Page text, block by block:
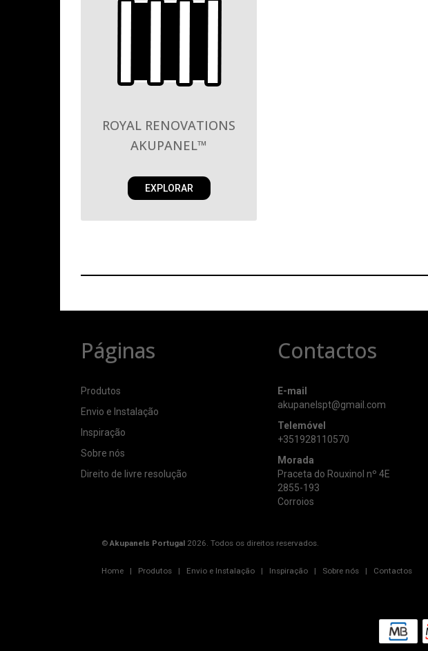
marcas
ROYAL RENOVATIONS
AKUPANEL™
EXPLORAR
Páginas
Produtos
Envio e Instalação
Inspiração
Sobre nós
Direito de livre resolução
Contactos
E-mail
akupanelspt@gmail.com
Telemóvel
+351928110570
Morada
Praceta do Rouxinol nº 4E
2855-193
Corroios
© Akupanels Portugal 2026. Todos os direitos reservados.
Home | Produtos | Envio e Instalação | Inspiração | Sobre nós | Contactos